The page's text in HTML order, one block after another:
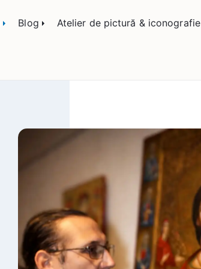
artă – Călin Bogătean
Blog Atelier de pictură & iconografie